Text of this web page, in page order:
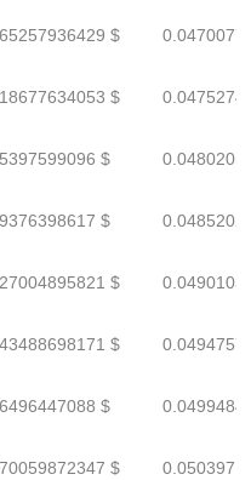
$
$
$
$
$
$
$
$